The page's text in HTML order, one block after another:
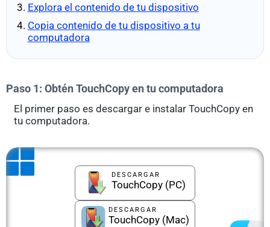
Explora el contenido de tu dispositivo
Copia contenido de tu dispositivo a tu
computadora
Paso 1: Obtén TouchCopy en tu computadora
El primer paso es descargar e instalar TouchCopy en
tu computadora.
DESCARGAR
TouchCopy (PC)
DESCARGAR
TouchCopy (Mac)